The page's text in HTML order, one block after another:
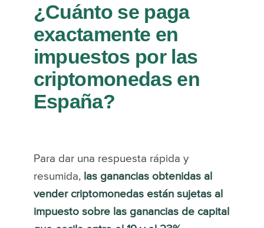
¿Cuánto se paga
exactamente en
impuestos por las
criptomonedas en
España?
Para dar una respuesta rápida y
resumida, las ganancias obtenidas al
vender criptomonedas están sujetas al
impuesto sobre las ganancias de capital